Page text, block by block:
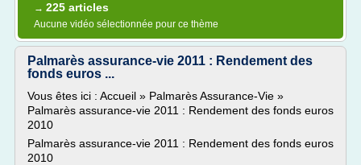
→ 225 articles
Aucune vidéo sélectionnée pour ce thème
Palmarès assurance-vie 2011 : Rendement des
fonds euros ...
Vous êtes ici : Accueil » Palmarès Assurance-Vie »
Palmarès assurance-vie 2011 : Rendement des fonds euros
2010
Palmarès assurance-vie 2011 : Rendement des fonds euros
2010